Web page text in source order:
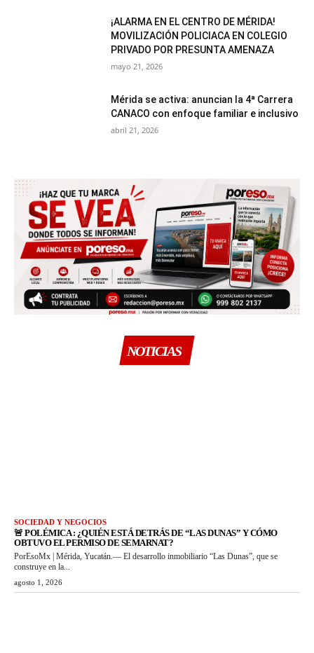
¡ALARMA EN EL CENTRO DE MÉRIDA!
MOVILIZACIÓN POLICIACA EN COLEGIO
PRIVADO POR PRESUNTA AMENAZA
mayo 21, 2026
Mérida se activa: anuncian la 4ª Carrera
CANACO con enfoque familiar e inclusivo
abril 21, 2026
NOTICIAS
SOCIEDAD Y NEGOCIOS
🚨 POLÉMICA : ¿QUIÉN ESTÁ DETRÁS DE “LAS DUNAS” Y CÓMO
OBTUVO EL PERMISO DE SEMARNAT?
PorEsoMx | Mérida, Yucatán.— El desarrollo inmobiliario “Las Dunas”, que se
construye en la...
agosto 1, 2026